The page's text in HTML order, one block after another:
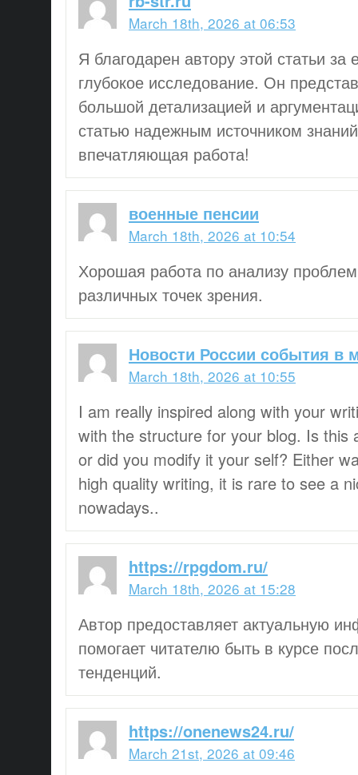
March 18th, 2026 at 06:53
Я благодарен автору этой статьи за
глубокое исследование. Он
большой детализацией и
статью надежным источником
впечатляющая работа!
военные пенсии
March 18th, 2026 at 10:54
Хорошая работа по анализу
различных точек зрения.
Новости России события в
March 18th, 2026 at 10:55
I am really inspired along with your
with the structure for your blog. Is this
or did you modify it your self? Either
high quality writing, it is rare to see a
nowadays..
https://rpgdom.ru/
March 18th, 2026 at 15:28
Автор предоставляет актуальную
помогает читателю быть в курсе
тенденций.
https://onenews24.ru/
March 21st, 2026 at 09:46